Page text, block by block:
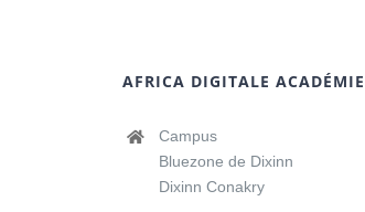
AFRICA DIGITALE ACADÉMIE
Campus
Bluezone de Dixinn
Dixinn Conakry